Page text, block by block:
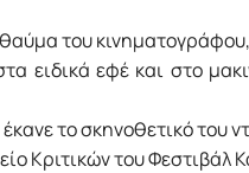
του
ειδικά εφέ και στο
το σκηνοθετικό του
Κριτικών του Φεστιβάλ